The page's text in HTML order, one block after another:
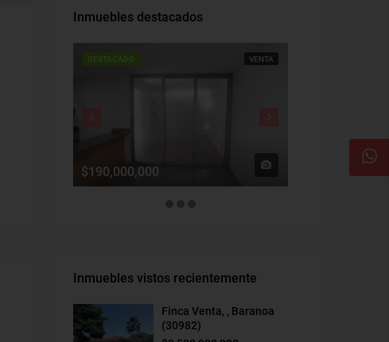
Inmuebles destacados
DESTACADO VENTA
$190,000,000
Inmuebles vistos recientemente
Finca Venta, , Baranoa
(30982)